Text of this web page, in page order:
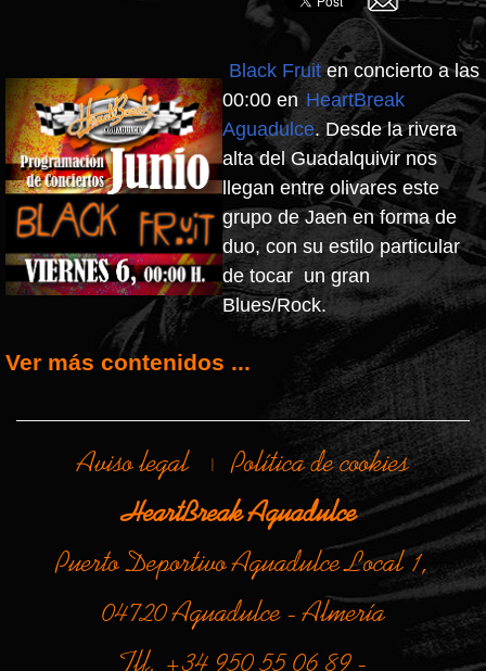
Black Fruiten concierto a las
00:00 en HeartBreak
Aguadulce. Desde la rivera
alta del Guadalquivir nos
llegan entre olivares este
grupo de Jaen en forma de
duo, con su estilo particular
de tocar un gran
Blues/Rock.
Ver más contenidos ...
Aviso legal |Política de cookies
HeartBreak Aguadulce
Puerto Deportivo Aguadulce Local 1,
04720 Aguadulce - Almería
Tlf. +34 950 55 06 89 -